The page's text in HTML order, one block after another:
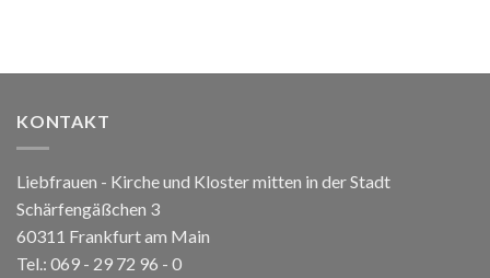
KONTAKT
Liebfrauen - Kirche und Kloster mitten in der Stadt
Schärfengäßchen 3
60311 Frankfurt am Main
Tel.: 069 - 29 72 96 - 0